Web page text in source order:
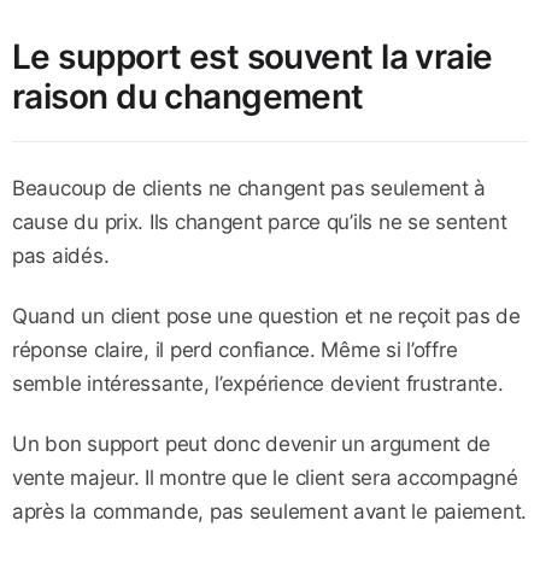
Le support est souvent la vraie
raison du changement
Beaucoup de clients ne changent pas seulement à
cause du prix. Ils changent parce qu’ils ne se sentent
pas aidés.
Quand un client pose une question et ne reçoit pas de
réponse claire, il perd confiance. Même si l’offre
semble intéressante, l’expérience devient frustrante.
Un bon support peut donc devenir un argument de
vente majeur. Il montre que le client sera accompagné
après la commande, pas seulement avant le paiement.